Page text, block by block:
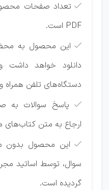
 تعداد صفحات
PDF است.
 این محصول به
دانلود خواهد داشت
دستگاه‌های تلفن همراه

پاسخ سوالات به
ارجاع به متن
 این محصول بدون
سوال، توسط اساتید
گردیده است.